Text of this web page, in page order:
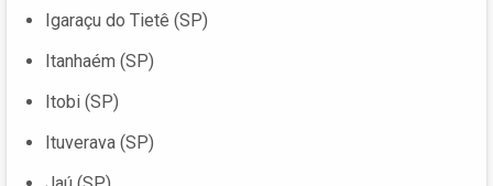
Igaraçu do Tietê (SP)
Itanhaém (SP)
Itobi (SP)
Ituverava (SP)